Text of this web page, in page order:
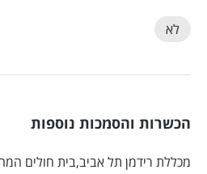
לא
הכשרות והסמכות נוספות
מכללת רידמן תל אביב,בית חולים